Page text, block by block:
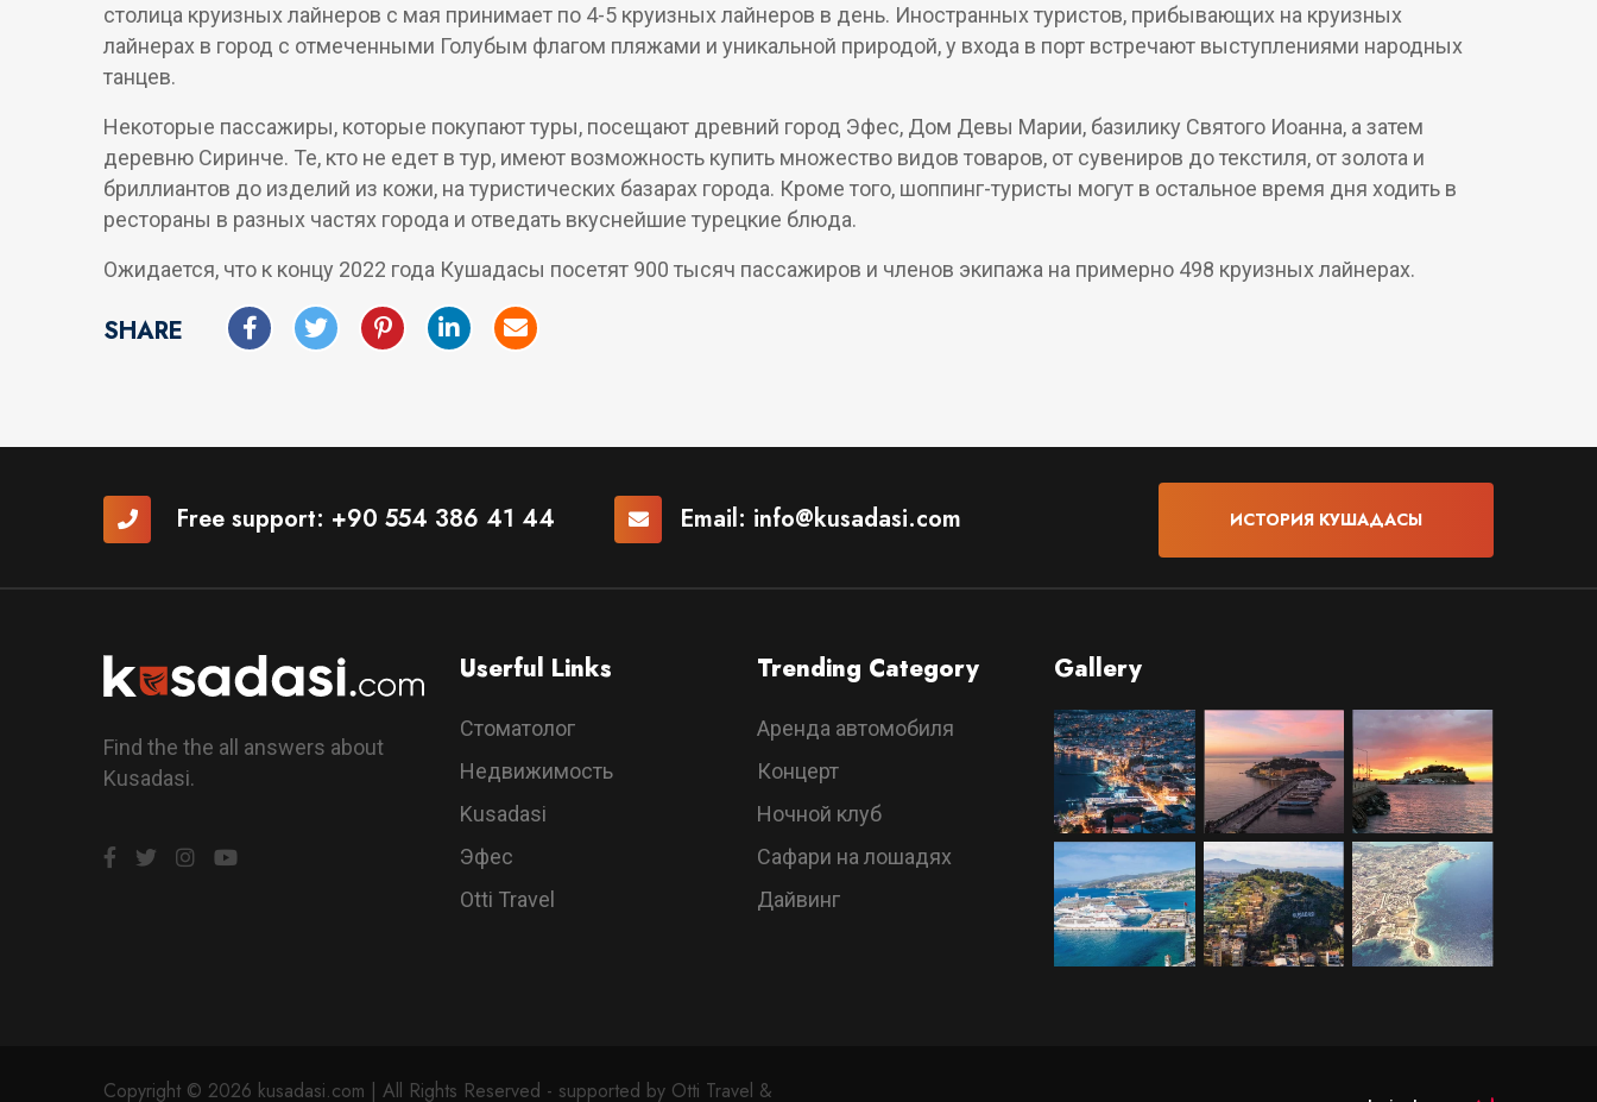
столица круизных лайнеров с мая принимает по 4-5 круизных лайнеров в день. Иностранных туристов, прибывающих на круизных
лайнерах в город с отмеченными Голубым флагом пляжами и уникальной природой, у входа в порт встречают выступлениями народных
танцев.
Некоторые пассажиры, которые покупают туры, посещают древний город Эфес, Дом Девы Марии, базилику Святого Иоанна, а затем
деревню Сиринче. Те, кто не едет в тур, имеют возможность купить множество видов товаров, от сувениров до текстиля, от золота и
бриллиантов до изделий из кожи, на туристических базарах города. Кроме того, шоппинг-туристы могут в остальное время дня ходить в
рестораны в разных частях города и отведать вкуснейшие турецкие блюда.
Ожидается, что к концу 2022 года Кушадасы посетят 900 тысяч пассажиров и членов экипажа на примерно 498 круизных лайнерах.
SHARE
Free support: +90 554 386 41 44 Email: info@kusadasi.com ИСТОРИЯ КУШАДАСЫ
Find the the all answers about
Kusadasi.
Userful Links
Стоматолог
Недвижимость
Kusadasi
Эфес
Otti Travel
Trending Category
Аренда автомобиля
Концерт
Ночной клуб
Сафари на лошадях
Дайвинг
Gallery
Copyright © 2026 kusadasi.com | All Rights Reserved - supported by Otti Travel &